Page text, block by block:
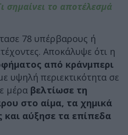
σημαίνει το αποτέλεσμά
78 υπέρβαρους ή
Αποκάλυψε ότι η
από κράνμπερι
υψηλή περιεκτικότητα σε
μέρα βελτίωσε τη
στο αίμα, τα χημικά
και αύξησε τα επίπεδα